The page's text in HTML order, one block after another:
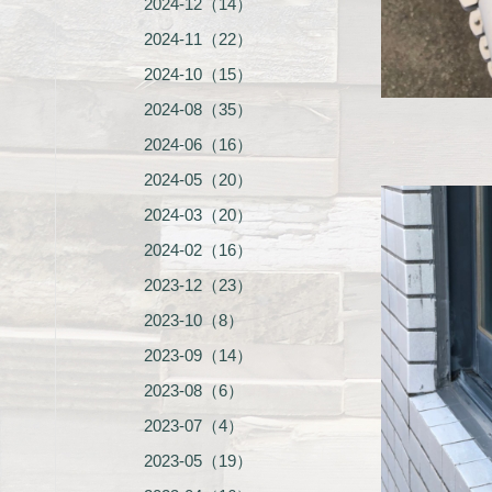
2024-12（14）
2024-11（22）
2024-10（15）
2024-08（35）
2024-06（16）
2024-05（20）
2024-03（20）
2024-02（16）
2023-12（23）
2023-10（8）
2023-09（14）
2023-08（6）
2023-07（4）
2023-05（19）